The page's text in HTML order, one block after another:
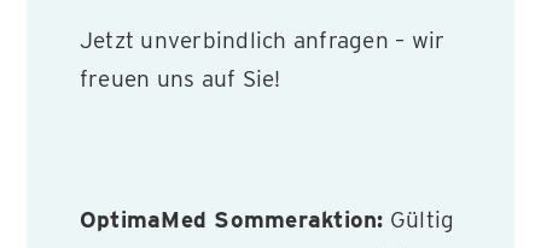
Jetzt unverbindlich anfragen – wir
freuen uns auf Sie!
OptimaMed Sommeraktion: Gültig